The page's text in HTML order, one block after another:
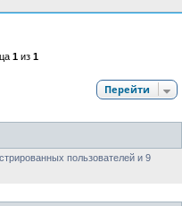
1из 1
Перейти
пользователей и 9